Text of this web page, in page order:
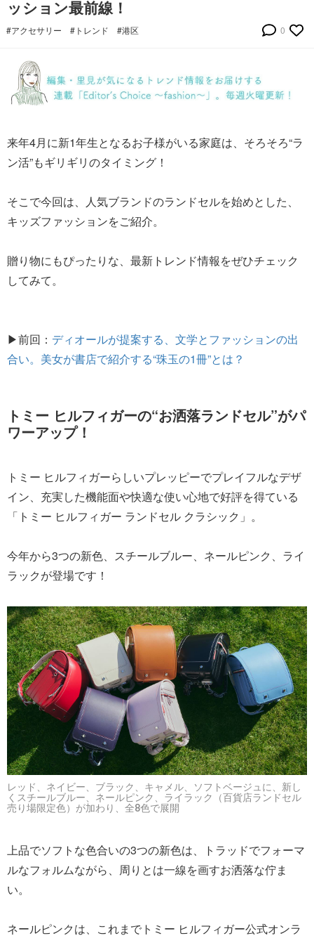
ッション最前線！
#アクセサリー #トレンド #港区 0
来年4月に新1年生となるお子様がいる家庭は、そろそろ“ラ
ン活”もギリギリのタイミング！
そこで今回は、人気ブランドのランドセルを始めとした、
キッズファッションをご紹介。
贈り物にもぴったりな、最新トレンド情報をぜひチェック
してみて。
▶前回： ディオールが提案する、文学とファッションの出
合い。美女が書店で紹介する“珠玉の1冊”とは？
トミー ヒルフィガーの“お洒落ランドセル”がパ
ワーアップ！
トミー ヒルフィガーらしいプレッピーでプレイフルなデザ
イン、充実した機能面や快適な使い心地で好評を得ている
「トミー ヒルフィガー ランドセル クラシック」。
今年から3つの新色、スチールブルー、ネールピンク、ライ
ラックが登場です！
レッド、ネイビー、ブラック、キャメル、ソフトベージュに、新し
くスチールブルー、ネールピンク、ライラック（百貨店ランドセル
売り場限定色）が加わり、全8色で展開
上品でソフトな色合いの3つの新色は、トラッドでフォーマ
ルなフォルムながら、周りとは一線を画すお洒落な佇ま
い。
ネールピンクは、これまでトミー ヒルフィガー公式オンラ